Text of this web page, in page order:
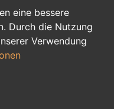
eine bessere
Durch die Nutzung
Verwendung